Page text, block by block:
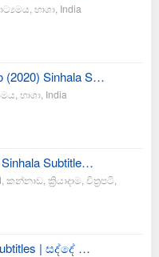
භාශා India
(2020) Sinhala S…
භාශා India
Subtitle…
කන්නාඩ ක්‍රියාදාම චිත්‍රපටි
| සද්දේ …